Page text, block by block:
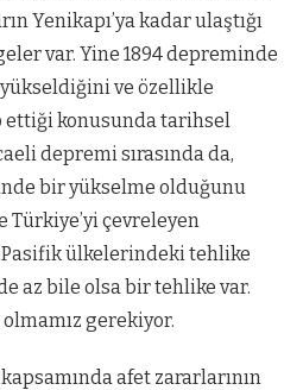
Yenikapı’ya kadar ulaştığı
var. Yine 1894 depreminde
ve özellikle
ettiği konusunda tarihsel
depremi sırasında da,
bir yükselme olduğunu
çevreleyen
ülkelerindeki tehlike
az bile olsa bir tehlike var.
gerekiyor.
afet zararlarının